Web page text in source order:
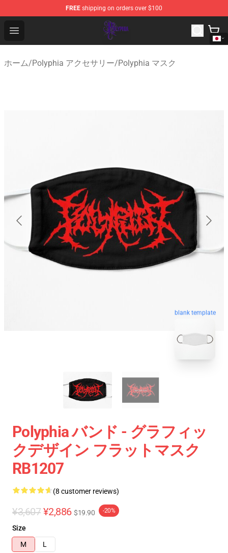
FREE shipping on orders over $100
Open menu
Polyphia Shop - Official Polyphia Merchandise Store
ホーム/Polyphia アクセサリー/Polyphia マスク
blank template
Polyphia バンド - グラフィッ
クデザイン フラットマスク
RB1207
(8 customer reviews)
¥3,607 ¥2,886 $19.90 -20%
Size
M
L